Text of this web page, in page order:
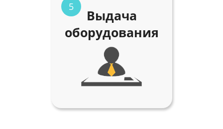
5
Выдача
оборудования